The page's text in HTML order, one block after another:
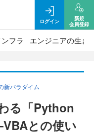
ログイン
新規
会員登録
フラ エンジニアの生き
新パラダイム
る「Python
との使い